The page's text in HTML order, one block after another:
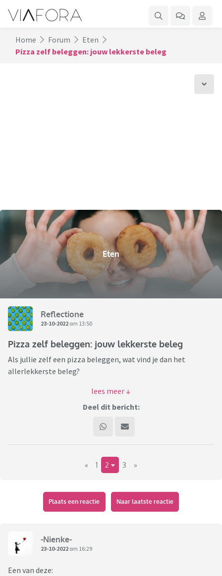
Home Forum
Eten
Pizza zelf beleggen: jouw lekkerste beleg
Eten
Reflectione
23-10-2022 om 13:50
Pizza zelf beleggen: jouw lekkerste beleg
Als jullie zelf een pizza beleggen, wat vind je dan het
allerlekkerste beleg?
Salami, aubergine, cherrytomaten
Deel dit bericht:
« 1 2 3 »
Plaats een reactie Naar laatste reactie
-Nienke-
23-10-2022 om 16:29
Een van deze: